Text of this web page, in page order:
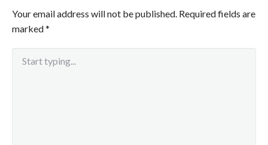
Your email address will not be published. Required fields are
marked*